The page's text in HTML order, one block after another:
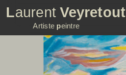
LaurentVeyretout
Artiste peintre